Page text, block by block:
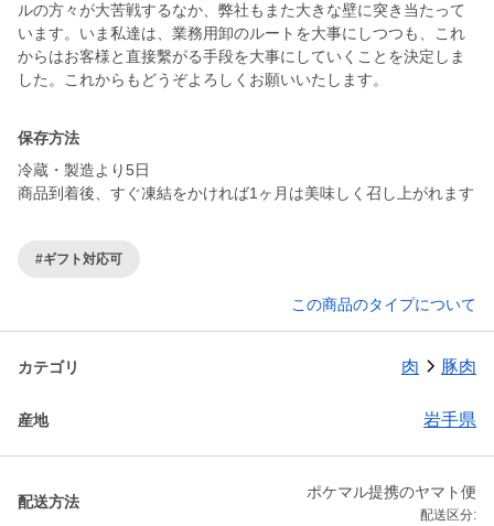
ルの方々が大苦戦するなか、弊社もまた大きな壁に突き当たって
います。いま私達は、業務用卸のルートを大事にしつつも、これ
からはお客様と直接繫がる手段を大事にしていくことを決定しま
した。これからもどうぞよろしくお願いいたします。
保存方法
冷蔵・製造より5日
商品到着後、すぐ凍結をかければ1ヶ月は美味しく召し上がれます
#ギフト対応可
この商品のタイプについて
カテゴリ 肉 豚肉
産地 岩手県
配送方法
ポケマル提携のヤマト便
配送区分: